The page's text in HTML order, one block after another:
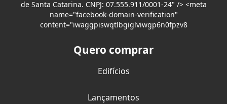
de Santa Catarina. CNPJ: 07.555.911/0001-24" /> <meta
name="facebook-domain-verification"
content="iwaggpiswqtlbgiglviwgp6n0fpzv8
Quero comprar
Edifícios
Lançamentos